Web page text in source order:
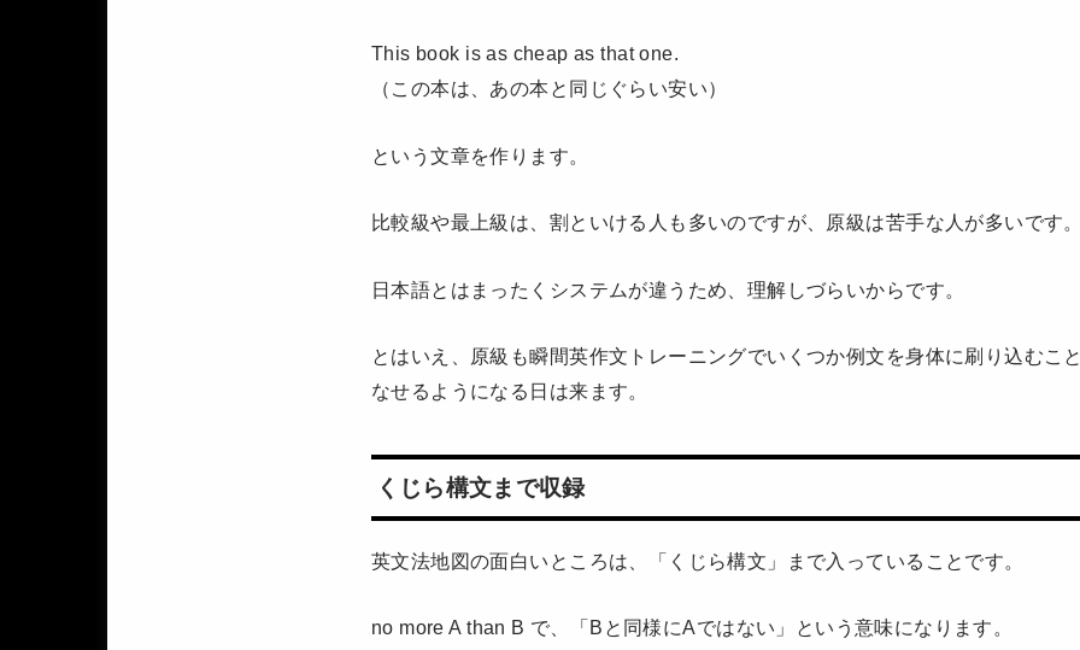
This book is as cheap as that one.
（この本は、あの本と同じぐらい安い）
という文章を作ります。
比較級や最上級は、割といける人も多いのですが、原級は苦手な人が多いです
日本語とはまったくシステムが違うため、理解しづらいからです。
とはいえ、原級も瞬間英作文トレーニングでいくつか例文を身体に刷り込むこ
なせるようになる日は来ます。
くじら構文まで収録
英文法地図の面白いところは、「くじら構文」まで入っていることです。
no more A than B で、「Bと同様にAではない」という意味になります。